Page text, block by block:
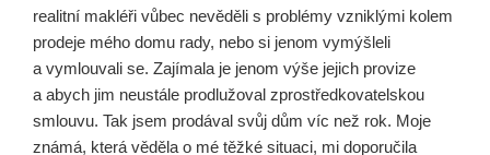
realitní makléři vůbec nevěděli s problémy vzniklými kolem
prodeje mého domu rady, nebo si jenom vymýšleli
a vymlouvali se. Zajímala je jenom výše jejich provize
a abych jim neustále prodlužoval zprostředkova­telskou
smlouvu. Tak jsem prodával svůj dům víc než rok. Moje
známá, která věděla o mé těžké situaci, mi doporučila